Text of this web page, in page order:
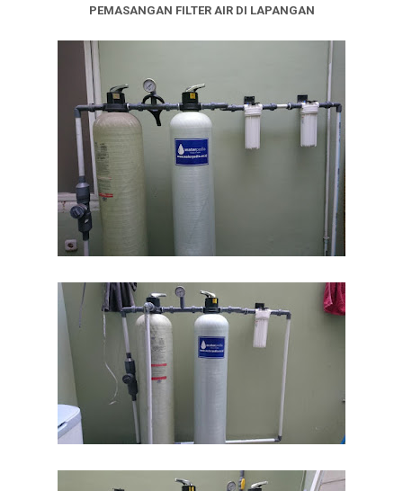
PEMASANGAN FILTER AIR DI LAPANGAN